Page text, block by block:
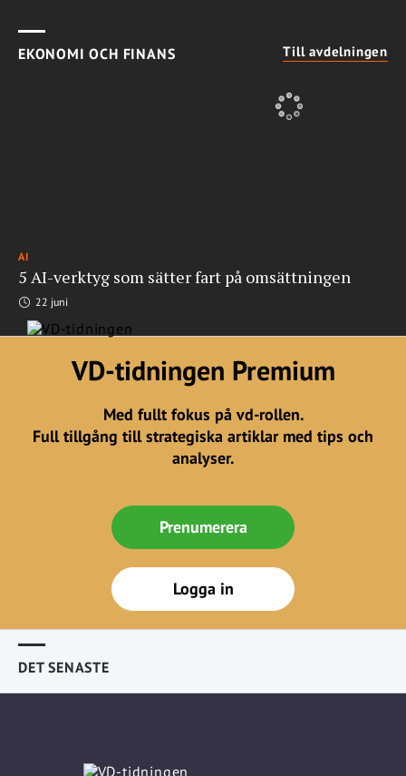
EKONOMI OCH FINANS Till avdelningen
AI
5 AI-verktyg som sätter fart på omsättningen
22 juni
VD-tidningen Premium
Med fullt fokus på vd-rollen.
Full tillgång till strategiska artiklar med tips och
analyser.
Prenumerera
Logga in
DET SENASTE